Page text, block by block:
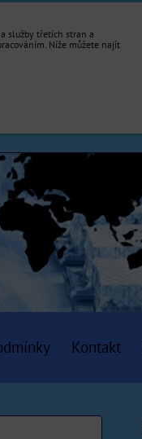
Kontakt
služby třetích stran a
Níže můžete najít